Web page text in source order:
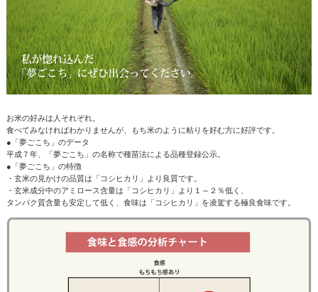
お米の好みは人それぞれ。
食べてみなければわかりませんが、もち米のように粘りを好む方に好評です。
●「夢ごこち」のデータ
平成７年、「夢ごこち」の名称で種苗法による品種登録公示。
●「夢ごこち」の特徴
・玄米の見かけの品質は「コシヒカリ」より良質です。
・玄米成分中のアミロース含量は「コシヒカリ」より１～２％低く、
タンパク質含量も安定して低く、食味は「コシヒカリ」を凌駕する極良食味です。